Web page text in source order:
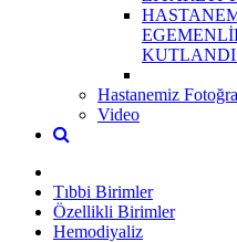
Hastanemiz
Video
Tıbbi Birimler
Özellikli Birimler
Hemodiyaliz